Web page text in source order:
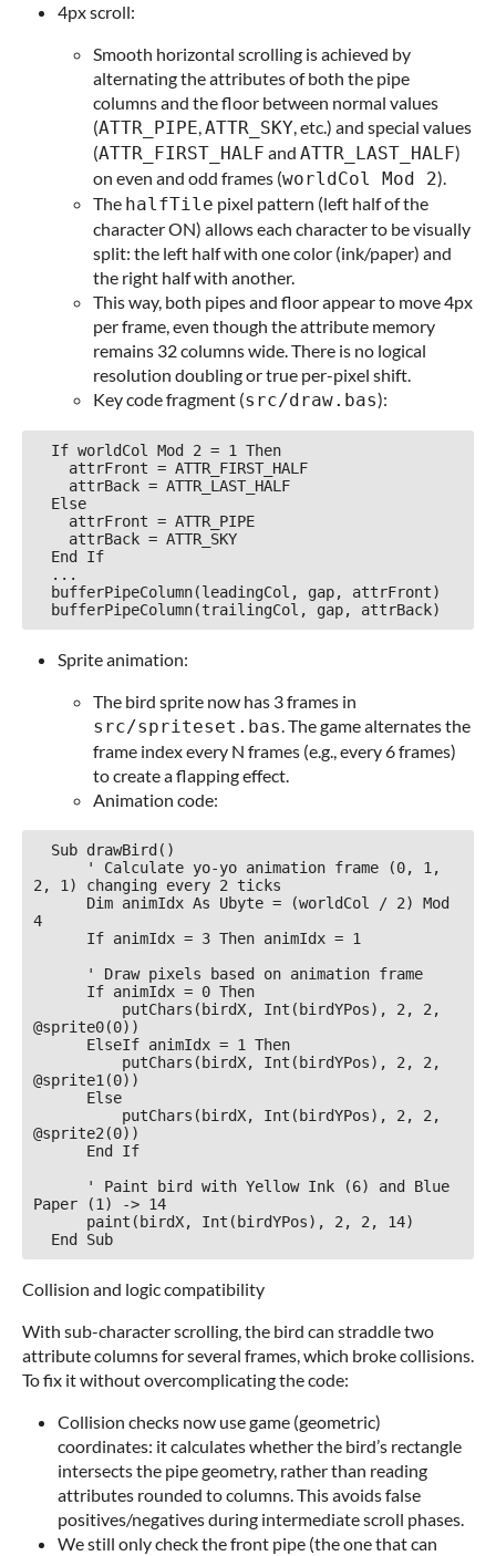
4px scroll:
Smooth horizontal scrolling is achieved by
alternating the attributes of both the pipe
columns and the floor between normal values
(ATTR_PIPE,ATTR_SKY, etc.) and special values
(ATTR_FIRST_HALF and ATTR_LAST_HALF)
on even and odd frames (worldCol Mod 2).
The halfTile pixel pattern (left half of the
character ON) allows each character to be visually
split: the left half with one color (ink/paper) and
the right half with another.
This way, both pipes and floor appear to move 4px
per frame, even though the attribute memory
remains 32 columns wide. There is no logical
resolution doubling or true per-pixel shift.
Key code fragment (src/draw.bas):
Sprite animation:
The bird sprite now has 3 frames in
src/spriteset.bas. The game alternates the
frame index every N frames (e.g., every 6 frames)
to create a flapping effect.
Animation code:
2, 1) changing every 2 ticks
4
@sprite0(0))
@sprite1(0))
@sprite2(0))
Paper (1) -> 14
Collision and logic compatibility
With sub-character scrolling, the bird can straddle two
attribute columns for several frames, which broke collisions.
To fix it without overcomplicating the code:
Collision checks now use game (geometric)
coordinates: it calculates whether the bird’s rectangle
intersects the pipe geometry, rather than reading
attributes rounded to columns. This avoids false
positives/negatives during intermediate scroll phases.
We still only check the front pipe (the one that can